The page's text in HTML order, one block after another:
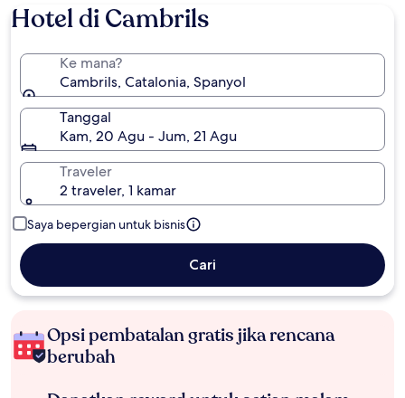
Hotel di Cambrils
Ke mana?
Cambrils, Catalonia, Spanyol
Tanggal
Kam, 20 Agu - Jum, 21 Agu
Traveler
2 traveler, 1 kamar
Saya bepergian untuk bisnis
Cari
Opsi pembatalan gratis jika rencana
berubah